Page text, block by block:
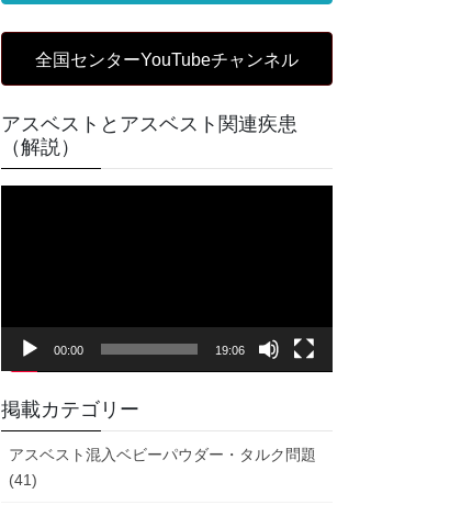
全国センターYouTubeチャンネル
アスベストとアスベスト関連疾患
（解説）
ヤ
00:00 19:06
掲載カテゴリー
アスベスト混入ベビーパウダー・タルク問題
(41)